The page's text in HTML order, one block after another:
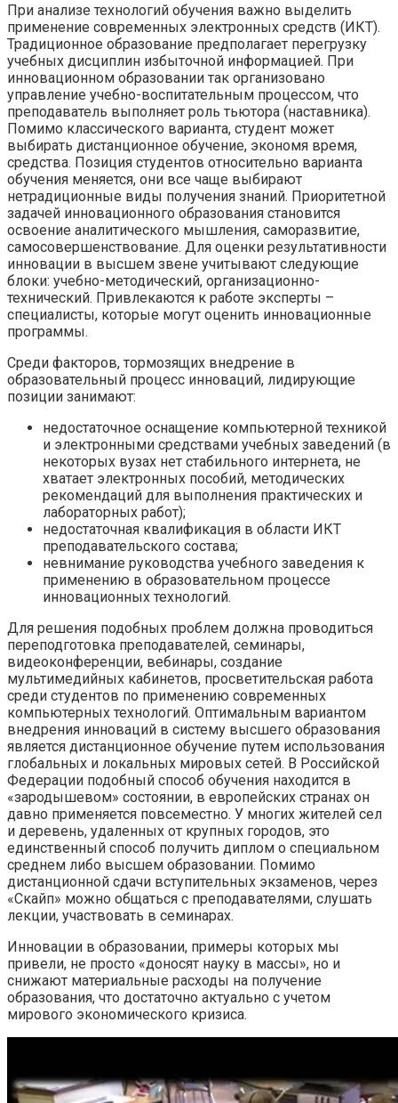
При анализе технологий обучения важно выделить
применение современных электронных средств (ИКТ).
Традиционное образование предполагает перегрузку
учебных дисциплин избыточной информацией. При
инновационном образовании так организовано
управление учебно-воспитательным процессом, что
преподаватель выполняет роль тьютора (наставника).
Помимо классического варианта, студент может
выбирать дистанционное обучение, экономя время,
средства. Позиция студентов относительно варианта
обучения меняется, они все чаще выбирают
нетрадиционные виды получения знаний. Приоритетной
задачей инновационного образования становится
освоение аналитического мышления, саморазвитие,
самосовершенствование. Для оценки результативности
инновации в высшем звене учитывают следующие
блоки: учебно-методический, организационно-
технический. Привлекаются к работе эксперты –
специалисты, которые могут оценить инновационные
программы.
Среди факторов, тормозящих внедрение в
образовательный процесс инноваций, лидирующие
позиции занимают:
недостаточное оснащение компьютерной техникой
и электронными средствами учебных заведений (в
некоторых вузах нет стабильного интернета, не
хватает электронных пособий, методических
рекомендаций для выполнения практических и
лабораторных работ);
недостаточная квалификация в области ИКТ
преподавательского состава;
невнимание руководства учебного заведения к
применению в образовательном процессе
инновационных технологий.
Для решения подобных проблем должна проводиться
переподготовка преподавателей, семинары,
видеоконференции, вебинары, создание
мультимедийных кабинетов, просветительская работа
среди студентов по применению современных
компьютерных технологий. Оптимальным вариантом
внедрения инноваций в систему высшего образования
является дистанционное обучение путем использования
глобальных и локальных мировых сетей. В Российской
Федерации подобный способ обучения находится в
«зародышевом» состоянии, в европейских странах он
давно применяется повсеместно. У многих жителей сел
и деревень, удаленных от крупных городов, это
единственный способ получить диплом о специальном
среднем либо высшем образовании. Помимо
дистанционной сдачи вступительных экзаменов, через
«Скайп» можно общаться с преподавателями, слушать
лекции, участвовать в семинарах.
Инновации в образовании, примеры которых мы
привели, не просто «доносят науку в массы», но и
снижают материальные расходы на получение
образования, что достаточно актуально с учетом
мирового экономического кризиса.